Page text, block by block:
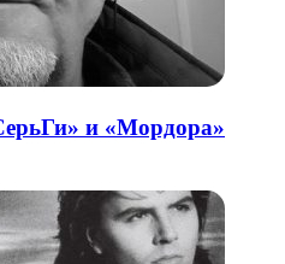
и «Мордора»